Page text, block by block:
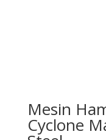
Mesin
Cyclone